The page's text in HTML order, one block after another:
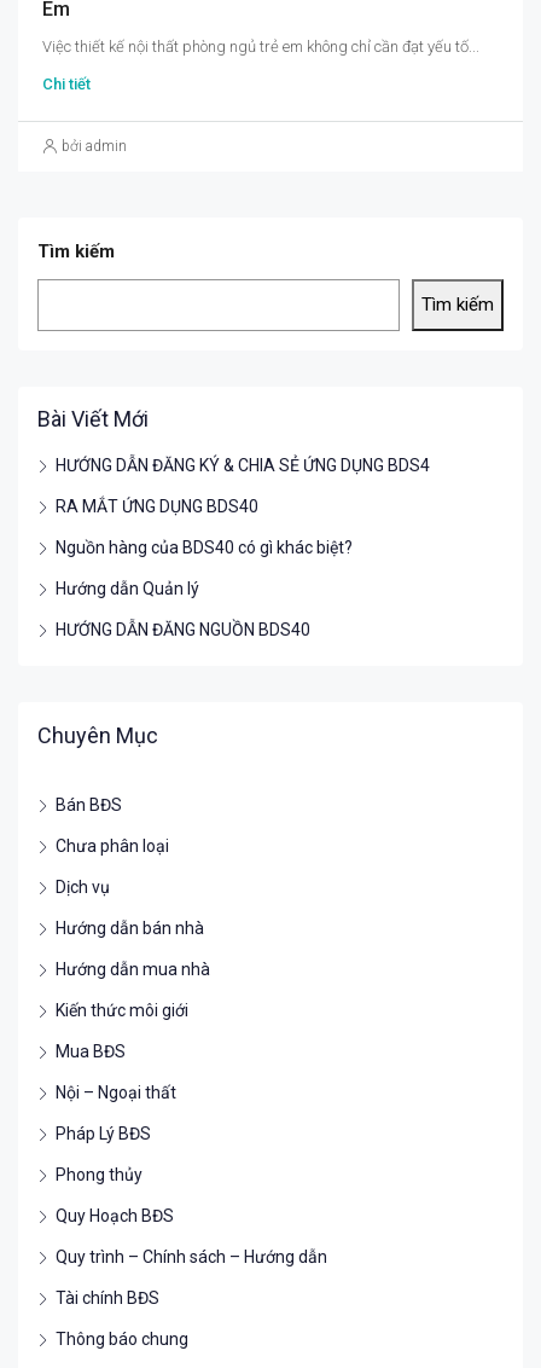
Em
Việc thiết kế nội thất phòng ngủ trẻ em không chỉ cần đạt yếu tố...
Chi tiết
bởi admin
Tìm kiếm
Tìm kiếm
Bài Viết Mới
HƯỚNG DẪN ĐĂNG KÝ & CHIA SẺ ỨNG DỤNG BDS4
RA MẮT ỨNG DỤNG BDS40
Nguồn hàng của BDS40 có gì khác biệt?
Hướng dẫn Quản lý
HƯỚNG DẪN ĐĂNG NGUỒN BDS40
Chuyên Mục
Bán BĐS
Chưa phân loại
Dịch vụ
Hướng dẫn bán nhà
Hướng dẫn mua nhà
Kiến thức môi giới
Mua BĐS
Nội – Ngoại thất
Pháp Lý BĐS
Phong thủy
Quy Hoạch BĐS
Quy trình – Chính sách – Hướng dẫn
Tài chính BĐS
Thông báo chung